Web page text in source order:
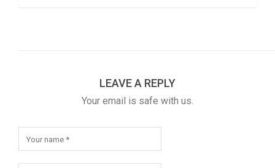
LEAVE A REPLY
Your email is safe with us.